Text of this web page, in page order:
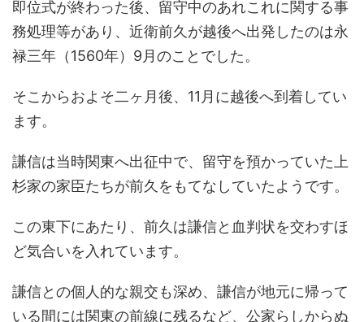
即位式が終わった後、留守中のあれこれに関する事
務処理等があり、近衛前久が越後へ出発したのは永
禄三年（1560年）9月のことでした。
そこからおよそ二ヶ月後、11月に越後へ到着してい
ます。
謙信は当時関東へ出征中で、留守を預かっていた上
杉家の家臣たちが前久をもてなしていたようです。
この東下にあたり、前久は謙信と血判状を交わすほ
ど気合いを入れています。
謙信との個人的な親交も深め、謙信が地元に帰って
いる間には関東の前線に残るなど、公家らしからぬ